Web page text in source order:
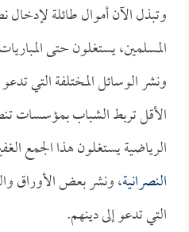
وتبذل الآن أموال طائلة
المسلمين، يستغلون حتى
ونشر الوسائل المختلفة التي تدعو
الأقل تربط الشباب بمؤسسات
الرياضية يستغلون هذا الجمع
النصرانية، ونشر بعض الأوراق
التي تدعو إلى دينهم.